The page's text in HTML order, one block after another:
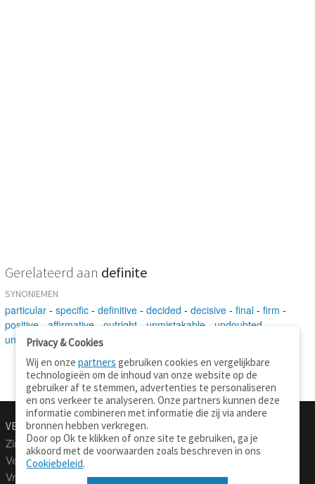
Gerelateerd aan definite
SYNONIEMEN
particular - specific - definitive - decided - decisive - final - firm -
positive
affirmative outright unmistakable undoubted
unquestionable-emphatic
VERTALEN.NU
Zinnen vertalen
Verklarend woordenboek
Vraagbaak
Over deze site
Privacy
Privacy & Cookies
Wij en onzepartners gebruiken cookies en vergelijkbare
technologieën om de inhoud van onze website op de
gebruiker af te stemmen, advertenties te personaliseren
en ons verkeer te analyseren. Onze partners kunnen deze
informatie combineren met informatie die zij via andere
bronnen hebben verkregen.
Door op Ok te klikken of onze site te gebruiken, ga je
akkoord met de voorwaarden zoals beschreven in ons
Cookiebeleid.